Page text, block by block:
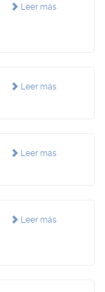
Leer más
Leer más
Leer más
Leer más